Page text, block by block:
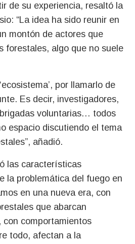
de su experiencia, resaltó la
“La idea ha sido reunir en
montón de actores que
forestales, algo que no suele
por llamarlo de
Es decir, investigadores,
voluntarias… todos
espacio discutiendo el tema
añadió.
las características
la problemática del fuego en
en una nueva era, con
que abarcan
con comportamientos
todo, afectan a la